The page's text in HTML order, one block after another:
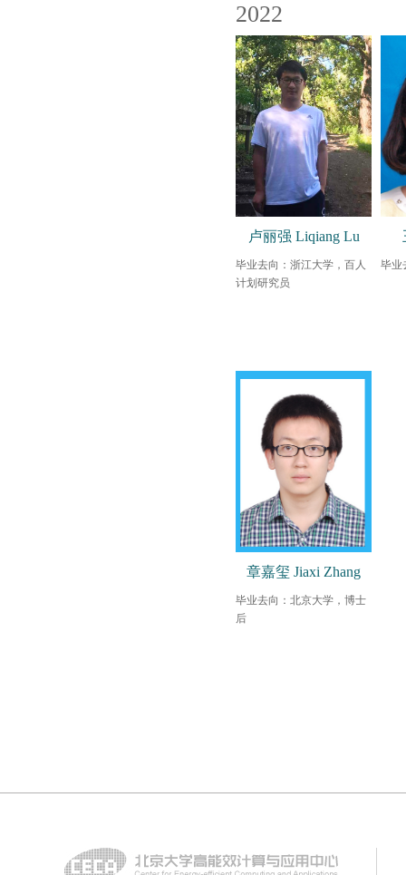
2022
卢丽强 Liqiang Lu
毕业去向：浙江大学，百人
计划研究员
毕业
章嘉玺 Jiaxi Zhang
毕业去向：北京大学，博士
后